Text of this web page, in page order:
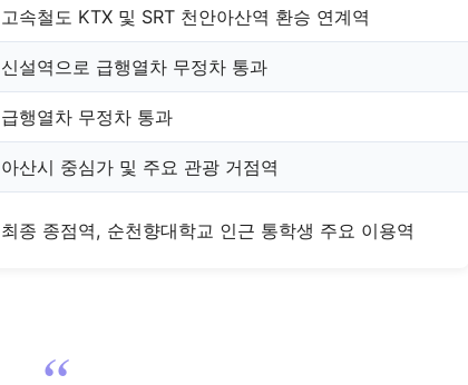
고속철도 KTX 및 SRT 천안아산역 환승 연계역
신설역으로 급행열차 무정차 통과
급행열차 무정차 통과
아산시 중심가 및 주요 관광 거점역
최종 종점역, 순천향대학교 인근 통학생 주요 이용역